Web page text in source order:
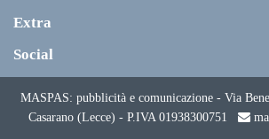
Extra
Social
MASPAS: pubblicità e comunicazione - Via
Casarano (Lecce) - P.IVA 01938300751